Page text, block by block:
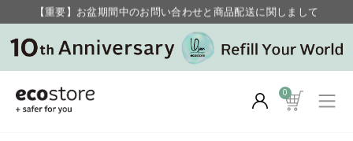
【重要】お盆期間中のお問い合わせと商品配送に関しまして
毎月お得にポイントが貯まる！ “月のポイントアップデー”
0